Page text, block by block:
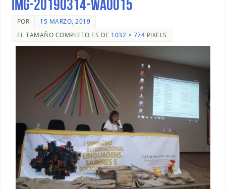
IMG-20190314-WA0015
POR
15 MARZO, 2019
EL TAMAÑO COMPLETO ES DE 1032 × 774 PIXELS